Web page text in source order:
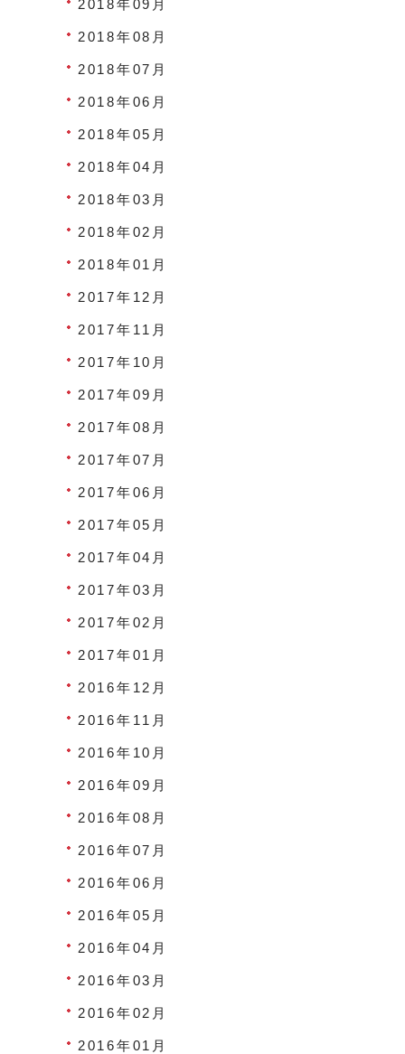
2018年09月
2018年08月
2018年07月
2018年06月
2018年05月
2018年04月
2018年03月
2018年02月
2018年01月
2017年12月
2017年11月
2017年10月
2017年09月
2017年08月
2017年07月
2017年06月
2017年05月
2017年04月
2017年03月
2017年02月
2017年01月
2016年12月
2016年11月
2016年10月
2016年09月
2016年08月
2016年07月
2016年06月
2016年05月
2016年04月
2016年03月
2016年02月
2016年01月